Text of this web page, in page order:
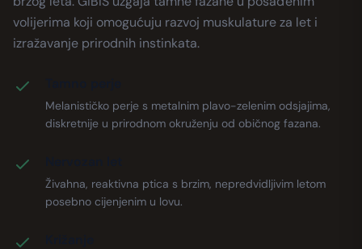
volijerima koji omogućuju razvoj muskulature za let i
izražavanje prirodnih instinkata.
Melanističko perje s metalnim plavo-zelenim odsjajima,
diskretnije u prirodnom okruženju od običnog fazana.
Živahna, reaktivna ptica s brzim, nepredvidljivim letom
posebno cijenjenim u lovu.